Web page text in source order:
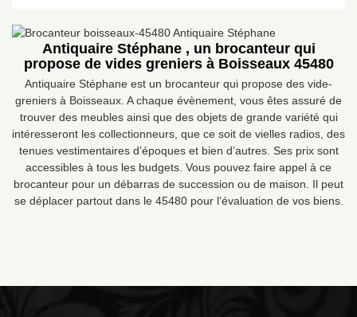
Antiquaire Stéphane , un brocanteur qui
propose de vides greniers à Boisseaux 45480
Antiquaire Stéphane est un brocanteur qui propose des vide-
greniers à Boisseaux. A chaque évènement, vous êtes assuré de
trouver des meubles ainsi que des objets de grande variété qui
intéresseront les collectionneurs, que ce soit de vielles radios, des
tenues vestimentaires d’époques et bien d’autres. Ses prix sont
accessibles à tous les budgets. Vous pouvez faire appel à ce
brocanteur pour un débarras de succession ou de maison. Il peut
se déplacer partout dans le 45480 pour l’évaluation de vos biens.